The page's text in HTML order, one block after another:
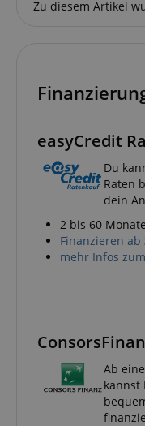
Zu diesem Artikel
easyCredit
Du
Raten
dein
2 bis 60
Finanzieren ab
mehr Infos
Ab
kannst
session-id-apay
sid_key